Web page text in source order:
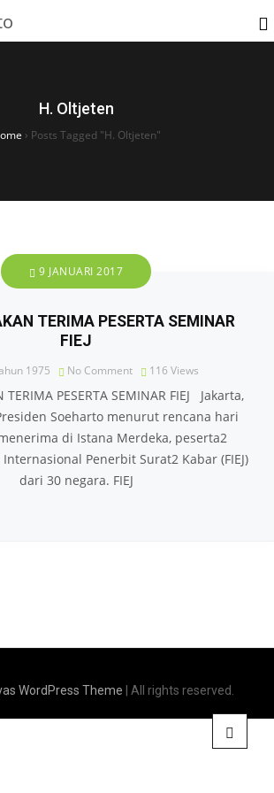
H. Oltjeten
› Posts Tagged "H. Oltjeten"
9 JANUARI 2017
TERIMA PESERTA SEMINAR
FIEJ
1975 No Comment 116 Views
TERIMA PESERTA SEMINAR FIEJ Jakarta,
Soeharto menurut rencana hari
di Istana Merdeka, peserta2
Penerbit Surat2 Kabar (FIEJ)
dari 30 negara. FIEJ
WordPress Theme | All rights reserved.